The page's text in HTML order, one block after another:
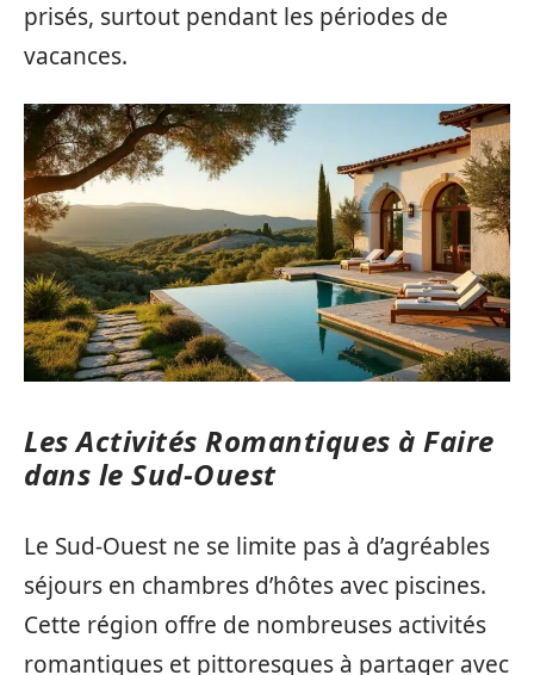
prisés, surtout pendant les périodes de
vacances.
Les Activités Romantiques à Faire
dans le Sud-Ouest
Le Sud-Ouest ne se limite pas à d’agréables
séjours en chambres d’hôtes avec piscines.
Cette région offre de nombreuses activités
romantiques et pittoresques à partager avec